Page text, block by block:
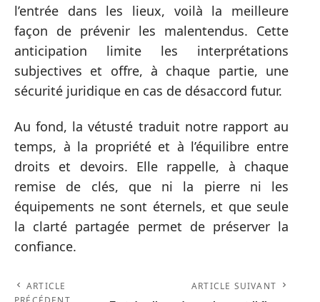
l’entrée dans les lieux, voilà la meilleure
façon de prévenir les malentendus. Cette
anticipation limite les interprétations
subjectives et offre, à chaque partie, une
sécurité juridique en cas de désaccord futur.
Au fond, la vétusté traduit notre rapport au
temps, à la propriété et à l’équilibre entre
droits et devoirs. Elle rappelle, à chaque
remise de clés, que ni la pierre ni les
équipements ne sont éternels, et que seule
la clarté partagée permet de préserver la
confiance.
ARTICLE
ARTICLE SUIVANT